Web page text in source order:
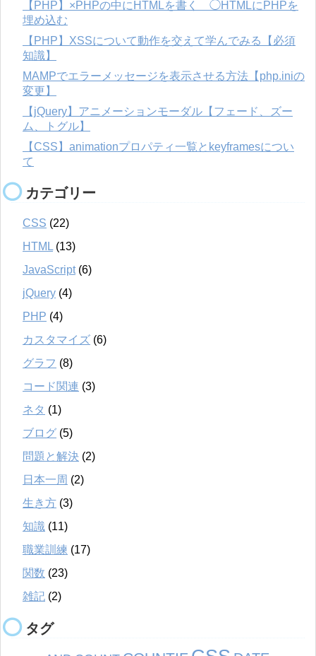
【PHP】×PHPの中にHTMLを書く ◯HTMLにPHPを
埋め込む
【PHP】XSSについて動作を交えて学んでみる【必須
知識】
MAMPでエラーメッセージを表示させる方法【php.iniの
変更】
【jQuery】アニメーションモーダル【フェード、ズー
ム、トグル】
【CSS】animationプロパティ一覧とkeyframesについ
て
カテゴリー
CSS (22)
HTML (13)
JavaScript(6)
jQuery (4)
PHP (4)
カスタマイズ (6)
グラフ (8)
コード関連 (3)
ネタ (1)
ブログ (5)
問題と解決 (2)
日本一周 (2)
生き方 (3)
知識 (11)
職業訓練 (17)
関数 (23)
雑記 (2)
タグ